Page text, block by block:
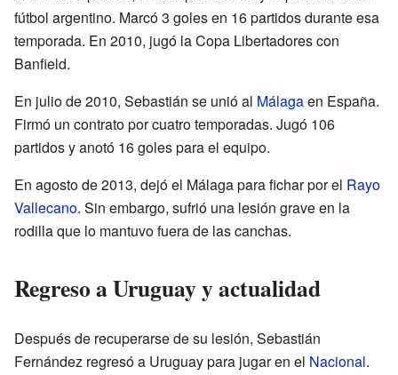
fútbol argentino. Marcó 3 goles en 16 partidos durante esa
temporada. En 2010, jugó la Copa Libertadores con
Banfield.
En julio de 2010, Sebastián se unió al Málagaen España.
Firmó un contrato por cuatro temporadas. Jugó 106
partidos y anotó 16 goles para el equipo.
En agosto de 2013, dejó el Málaga para fichar por el Rayo
Vallecano. Sin embargo, sufrió una lesión grave en la
rodilla que lo mantuvo fuera de las canchas.
Regreso a Uruguay y actualidad
Después de recuperarse de su lesión, Sebastián
Fernández regresó a Uruguay para jugar en el Nacional.